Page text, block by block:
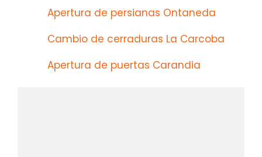
Apertura de persianas Ontaneda
Cambio de cerraduras La Carcoba
Apertura de puertas Carandia